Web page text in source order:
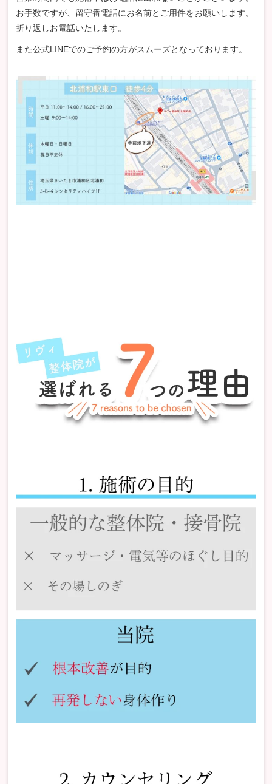
お手数ですが、留守番電話にお名前とご用件をお願いします。
折り返しお電話いたします。
また公式LINEでのご予約の方がスムーズとなっております。